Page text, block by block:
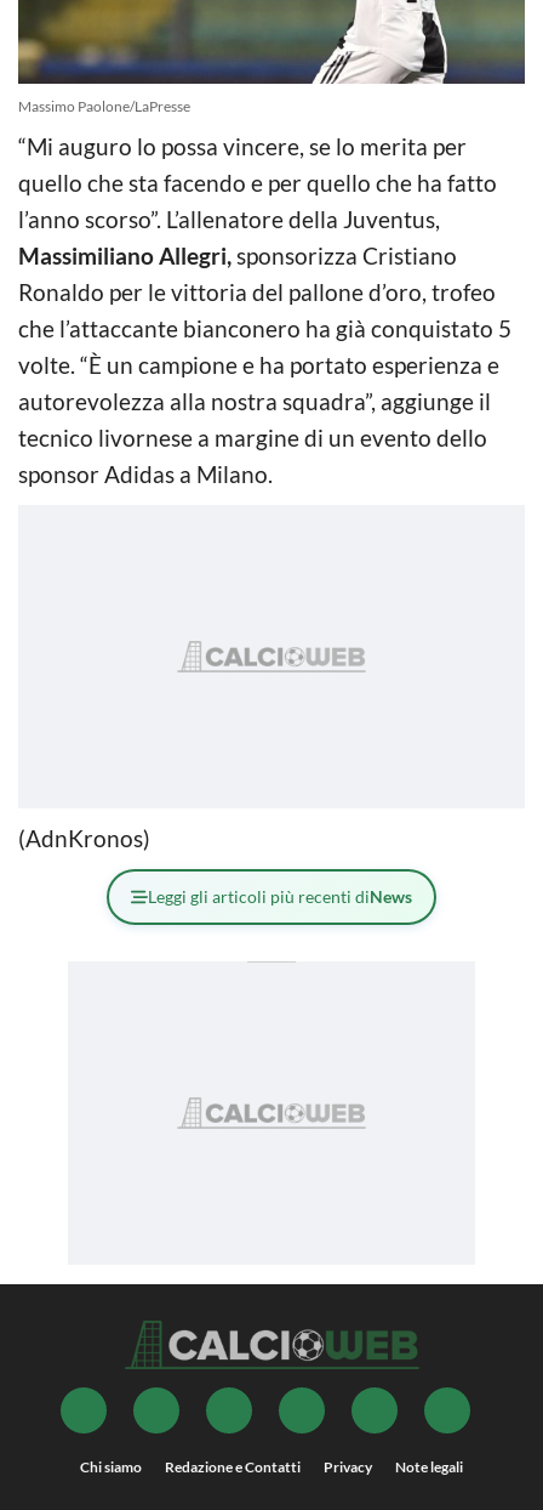
Massimo Paolone/LaPresse
“Mi auguro lo possa vincere, se lo merita per
quello che sta facendo e per quello che ha fatto
l’anno scorso”. L’allenatore della Juventus,
Massimiliano Allegri,sponsorizza Cristiano
Ronaldo per le vittoria del pallone d’oro, trofeo
che l’attaccante bianconero ha già conquistato 5
volte. “È un campione e ha portato esperienza e
autorevolezza alla nostra squadra”, aggiunge il
tecnico livornese a margine di un evento dello
sponsor Adidas a Milano.
(AdnKronos)
Leggi gli articoli più recenti diNews
Chi siamo Redazione e Contatti Privacy Note legali